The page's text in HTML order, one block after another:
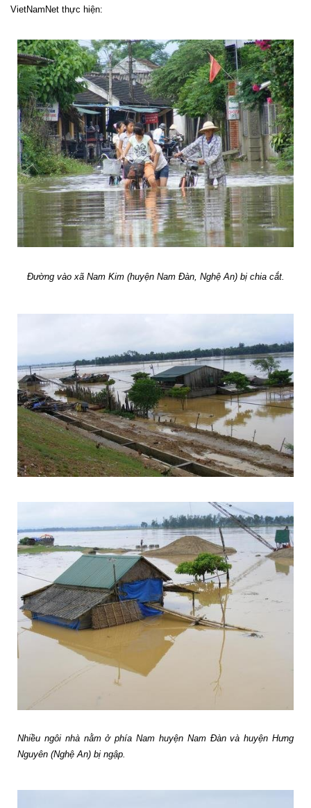
VietNamNet thực hiện:
Đường vào xã Nam Kim (huyện Nam Đàn, Nghệ An) bị chia cắt.
Nhiều ngôi nhà nằm ở phía Nam huyện Nam Đàn và huyện Hưng
Nguyên (Nghệ An) bị ngập.